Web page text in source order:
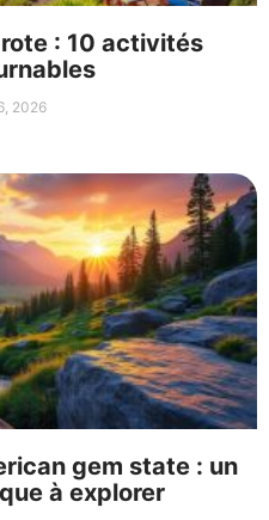
: 10 activités
2026
gem state : un
à explorer